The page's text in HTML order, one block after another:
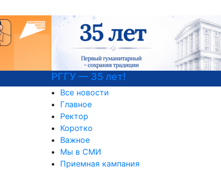
РГГУ — 35 лет!
Все новости
Главное
Ректор
Коротко
Важное
Мы в СМИ
Приемная кампания